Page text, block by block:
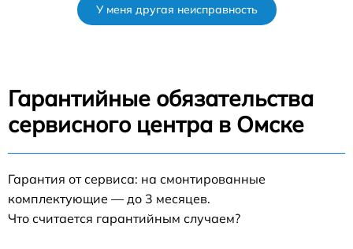
У меня другая неисправность
Гарантийные обязательства
сервисного центра в Омске
Гарантия от сервиса: на смонтированные
комплектующие — до 3 месяцев.
Что считается гарантийным случаем?